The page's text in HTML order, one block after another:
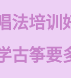
法培训
古筝要